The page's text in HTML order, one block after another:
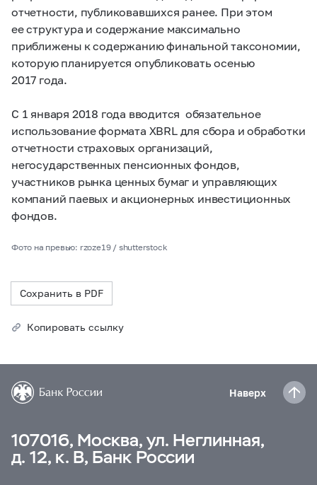
отчетности, публиковавшихся ранее. При этом
ее структура и содержание максимально
приближены к содержанию финальной таксономии,
которую планируется опубликовать осенью
2017 года.
С 1 января 2018 года вводится обязательное
использование формата XBRL для сбора и обработки
отчетности страховых организаций,
негосударственных пенсионных фондов,
участников рынка ценных бумаг и управляющих
компаний паевых и акционерных инвестиционных
фондов.
Фото на превью: rzoze19 / shutterstock
Сохранить в PDF
Копировать ссылку
Наверх
107016, Москва, ул. Неглинная,
д. 12, к. В, Банк России